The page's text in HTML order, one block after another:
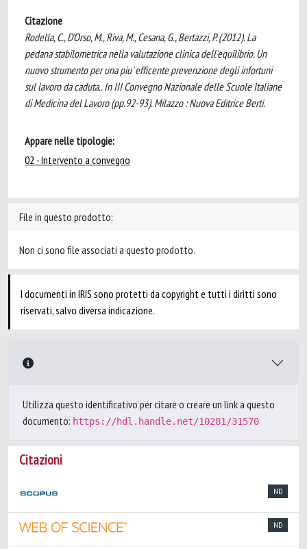
Citazione
Rodella, C., D'Orso, M., Riva, M., Cesana, G., Bertazzi, P. (2012). La
pedana stabilometrica nella valutazione clinica dell'equilibrio. Un
nuovo strumento per una piu' efficente prevenzione degli infortuni
sul lavoro da caduta.. In III Convegno Nazionale delle Scuole Italiane
di Medicina del Lavoro (pp.92-93). Milazzo : Nuova Editrice Berti.
Appare nelle tipologie:
02 - Intervento a convegno
File in questo prodotto:
Non ci sono file associati a questo prodotto.
I documenti in IRIS sono protetti da copyright e tutti i diritti sono
riservati, salvo diversa indicazione.
Utilizza questo identificativo per citare o creare un link a questo
documento: https://hdl.handle.net/10281/31570
Citazioni
ND
ND